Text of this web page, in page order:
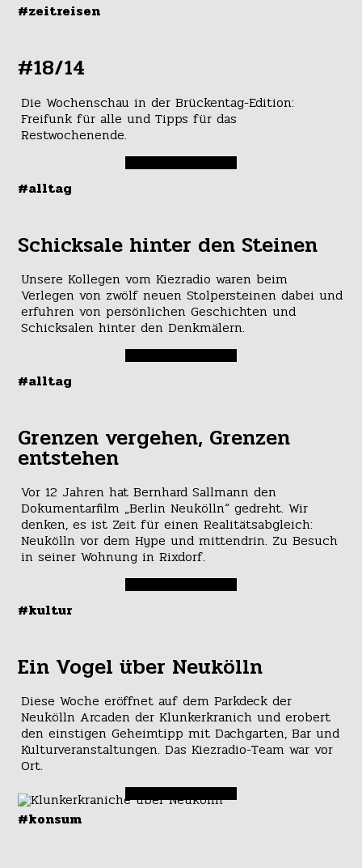
#zeitreisen
#18/14
Die Wochenschau in der Brückentag-Edition:
Freifunk für alle und Tipps für das
Restwochenende.
#alltag
Schicksale hinter den Steinen
Unsere Kollegen vom Kiezradio waren beim
Verlegen von zwölf neuen Stolpersteinen dabei und
erfuhren von persönlichen Geschichten und
Schicksalen hinter den Denkmälern.
#alltag
Grenzen vergehen, Grenzen
entstehen
Vor 12 Jahren hat Bernhard Sallmann den
Dokumentarfilm „Berlin Neukölln“ gedreht. Wir
denken, es ist Zeit für einen Realitätsabgleich:
Neukölln vor dem Hype und mittendrin. Zu Besuch
in seiner Wohnung in Rixdorf.
#kultur
Ein Vogel über Neukölln
Diese Woche eröffnet auf dem Parkdeck der
Neukölln Arcaden der Klunkerkranich und erobert
den einstigen Geheimtipp mit Dachgarten, Bar und
Kulturveranstaltungen. Das Kiezradio-Team war vor
Ort.
#konsum